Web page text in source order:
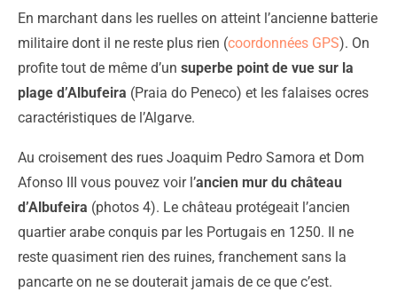
En marchant dans les ruelles on atteint l’ancienne batterie
militaire dont il ne reste plus rien (coordonnées GPS). On
profite tout de même d’un superbe point de vue sur la
plage d’Albufeira (Praia do Peneco) et les falaises ocres
caractéristiques de l’Algarve.
Au croisement des rues Joaquim Pedro Samora et Dom
Afonso III vous pouvez voir l’ancien mur du château
d’Albufeira (photos 4). Le château protégeait l’ancien
quartier arabe conquis par les Portugais en 1250. Il ne
reste quasiment rien des ruines, franchement sans la
pancarte on ne se douterait jamais de ce que c’est.